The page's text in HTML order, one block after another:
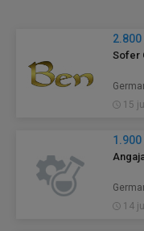
2.800
Sofer
15
1.900
14